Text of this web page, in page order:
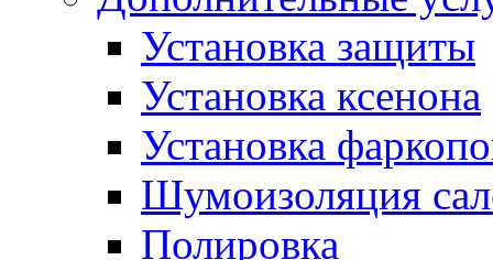
Установка защиты
Установка ксенона
Установка
Шумоизоляция
Полировка